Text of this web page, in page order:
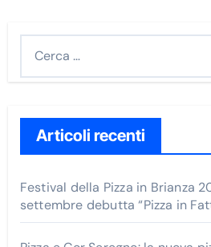
c
a
p
e
Articoli recenti
Festival della Pizza in Brianza
settembre debutta “Pizza in